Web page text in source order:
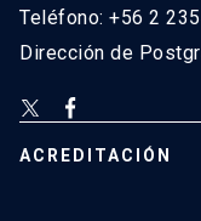
Teléfono: +56 2
Dirección de
ACREDITACIÓN